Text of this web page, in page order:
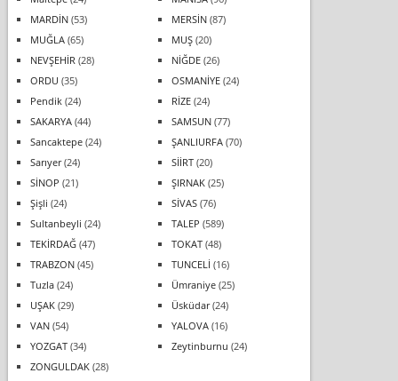
MARDİN(53) MERSİN(87)
MUĞLA(65) MUŞ(20)
NEVŞEHİR (28) NİĞDE(26)
ORDU (35) OSMANİYE(24)
Pendik(24) RİZE(24)
SAKARYA(44) SAMSUN(77)
Sancaktepe(24) ŞANLIURFA(70)
Sarıyer(24) SİİRT(20)
SİNOP (21) ŞIRNAK(25)
Şişli (24) SİVAS(76)
Sultanbeyli (24) TALEP (589)
TEKİRDAĞ(47) TOKAT(48)
TRABZON(45) TUNCELİ (16)
Tuzla(24) Ümraniye(25)
UŞAK(29) Üsküdar(24)
VAN(54) YALOVA(16)
YOZGAT(34) Zeytinburnu (24)
ZONGULDAK(28)